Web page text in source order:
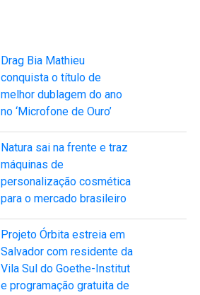
Drag Bia Mathieu
conquista o título de
melhor dublagem do ano
no ‘Microfone de Ouro’
Natura sai na frente e traz
máquinas de
personalização cosmética
para o mercado brasileiro
Projeto Órbita estreia em
Salvador com residente da
Vila Sul do Goethe-Institut
e programação gratuita de